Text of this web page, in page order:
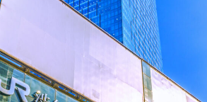
購入・リノベガイド
不動産買取